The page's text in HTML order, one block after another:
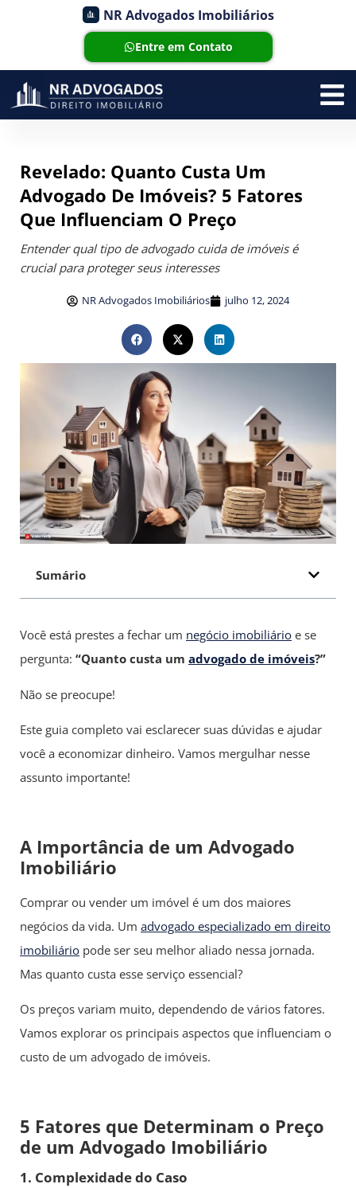
NR Advogados Imobiliários
Entre em Contato
Revelado: Quanto Custa Um
Advogado De Imóveis? 5 Fatores
Que Influenciam O Preço
Entender qual tipo de advogado cuida de imóveis é
crucial para proteger seus interesses
NR Advogados Imobiliários julho 12, 2024
Sumário
Você está prestes a fechar um negócio imobiliário e se
pergunta: “Quanto custa um advogado de imóveis?”
Não se preocupe!
Este guia completo vai esclarecer suas dúvidas e ajudar
você a economizar dinheiro. Vamos mergulhar nesse
assunto importante!
A Importância de um Advogado
Imobiliário
Comprar ou vender um imóvel é um dos maiores
negócios da vida. Um advogado especializado em direito
imobiliário pode ser seu melhor aliado nessa jornada.
Mas quanto custa esse serviço essencial?
Os preços variam muito, dependendo de vários fatores.
Vamos explorar os principais aspectos que influenciam o
custo de um advogado de imóveis.
5 Fatores que Determinam o Preço
de um Advogado Imobiliário
1. Complexidade do Caso